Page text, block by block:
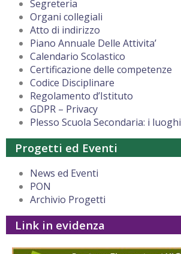
Segreteria
Organi collegiali
Atto di indirizzo
Piano Annuale Delle Attivita’
Calendario Scolastico
Certificazione delle competenze
Codice Disciplinare
Regolamento d’Istituto
GDPR – Privacy
Plesso Scuola Secondaria: i luoghi
Progetti ed Eventi
News ed Eventi
PON
Archivio Progetti
Link in evidenza